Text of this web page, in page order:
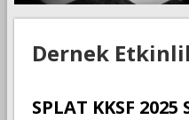
Dernek
SPLAT KKSF 2025